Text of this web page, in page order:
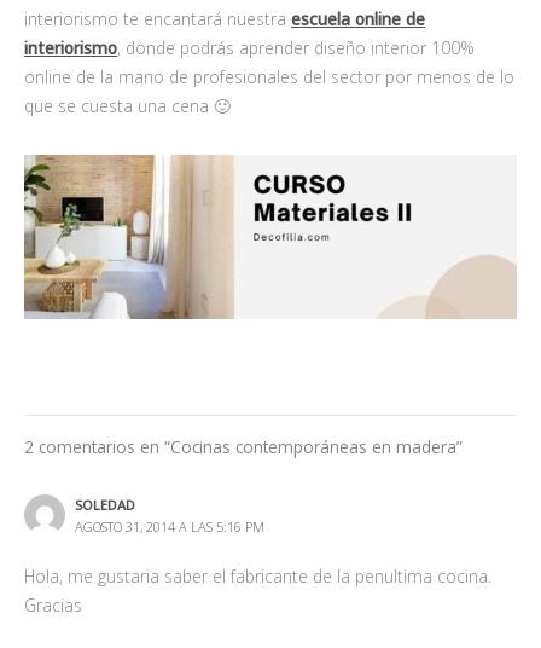
interiorismo te encantará nuestra escuela online de
interiorismo, donde podrás aprender diseño interior 100%
online de la mano de profesionales del sector por menos de lo
que se cuesta una cena 🙂
2 comentarios en “Cocinas contemporáneas en madera”
SOLEDAD
AGOSTO 31, 2014 A LAS 5:16 PM
Hola, me gustaria saber el fabricante de la penultima cocina.
Gracias